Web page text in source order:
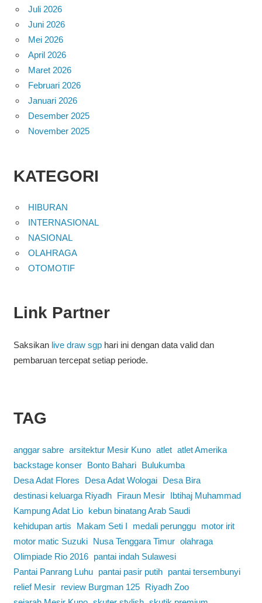
Juli 2026
Juni 2026
Mei 2026
April 2026
Maret 2026
Februari 2026
Januari 2026
Desember 2025
November 2025
KATEGORI
HIBURAN
INTERNASIONAL
NASIONAL
OLAHRAGA
OTOMOTIF
Link Partner
Saksikan live draw sgphari ini dengan data valid dan
pembaruan tercepat setiap periode.
TAG
anggar sabre arsitektur Mesir Kuno atlet atlet Amerika
backstage konser
Bonto Bahari
Bulukumba
Desa Adat Flores
Desa Adat Wologai
Desa Bira
destinasi keluarga Riyadh
Firaun Mesir
Ibtihaj Muhammad
Kampung Adat Lio
kebun binatang Arab Saudi
kehidupan artis
Makam Seti I medali perunggu
motor irit
motor matic Suzuki
Nusa Tenggara Timur olahraga
Olimpiade Rio 2016
pantai indah Sulawesi
Pantai Panrang Luhu
pantai pasir putih
pantai tersembunyi
relief Mesir
review Burgman 125
Riyadh Zoo